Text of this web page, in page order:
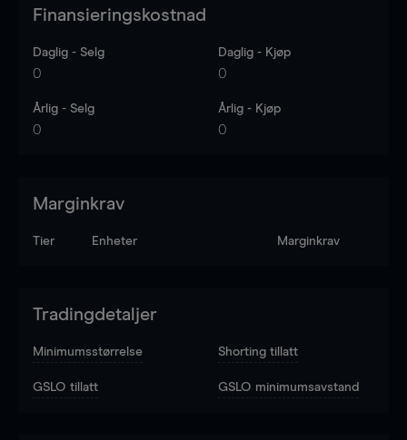
Finansieringskostnad
Daglig - Selg
0
Daglig - Kjøp
0
Årlig - Selg
0
Årlig - Kjøp
0
Marginkrav
Tier Enheter Marginkrav
Tradingdetaljer
Minimumsstørrelse Shorting tillatt
GSLO tillatt GSLO minimumsavstand